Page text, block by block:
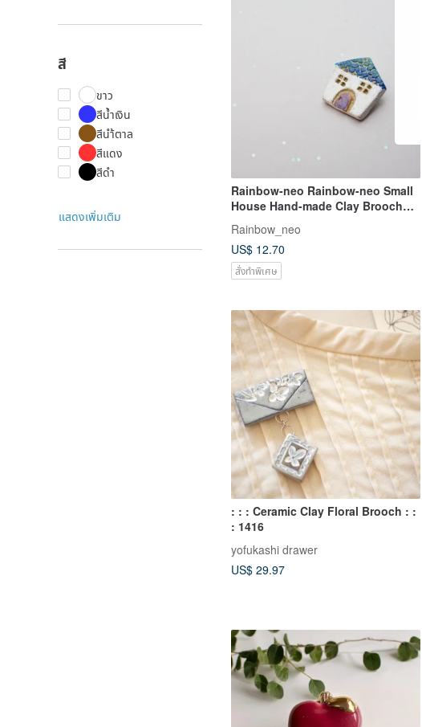
สี
ขาว
สีน้ำเงิน
สีนำ้ตาล
สีแดง
สีดำ
แสดงเพิ่มเติม
Rainbow-neo Rainbow-neo Small
House Hand-made Clay Brooch
Rainbow_neo
US$ 12.70
สั่งทำพิเศษ
: : : Ceramic Clay Floral Brooch : :
: 1416
yofukashi drawer
US$ 29.97